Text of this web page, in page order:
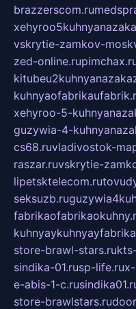
brazzerscom.ru
vskrytie-zamkov-
zed-online.ru
xehyroo-5-
guzywia-4-
cs68.ruvladivostok-
raszar.ruvskrytie-
lipetsktelecom.ru
seksuzb.ru
store-brawl-stars.ru
sindika-01.rusp-life.ru
e-abis-1-c.ru
store-brawlstars.ru